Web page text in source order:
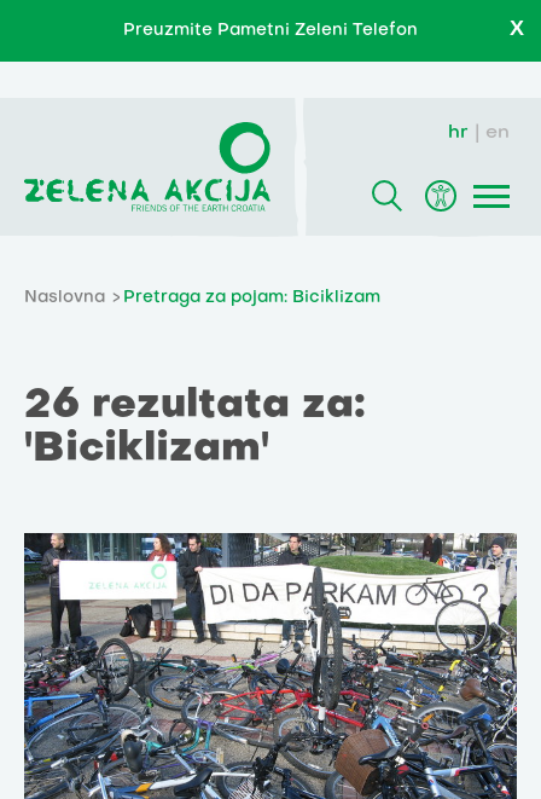
Preuzmite Pametni Zeleni Telefon X
hr en
Naslovna Pretraga za pojam: Biciklizam
26 rezultata za:
'Biciklizam'